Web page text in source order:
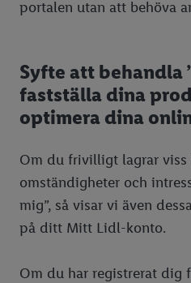
portalen utan att behöva
Syfte att behandla
fastställa dina
optimera dina
Om du frivilligt lagrar
omständigheter och
mig”, så visar vi även
på ditt Mitt Lidl-konto.
Om du har registrerat dig